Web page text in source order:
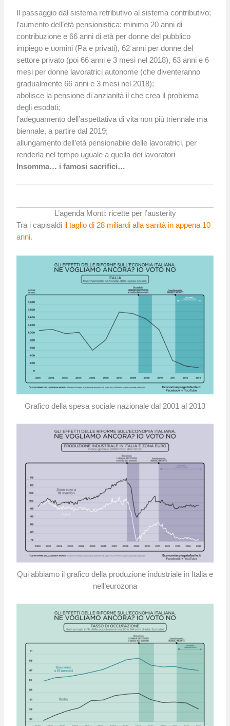
Il passaggio dal sistema retributivo al sistema contributivo;
l’aumento dell’età pensionistica: minimo 20 anni di
contribuzione e 66 anni di età per donne del pubblico
impiego e uomini (Pa e privati), 62 anni per donne del
settore privato (poi 66 anni e 3 mesi nel 2018), 63 anni e 6
mesi per donne lavoratrici autonome (che diventeranno
gradualmente 66 anni e 3 mesi nel 2018);
abolisce la pensione di anzianità il che crea il problema
degli esodati;
l’adeguamento dell’aspettativa di vita non più triennale ma
biennale, a partire dal 2019;
allungamento dell’età pensionabile delle lavoratrici, per
renderla nel tempo uguale a quella dei lavoratori
Insomma… i famosi sacrifici…
L’agenda Monti: ricette per l’austerity
Tra i capisaldi il taglio di 28 miliardi alla sanità in appena 10
anni.
Grafico della spesa sociale nazionale dal 2001 al 2013
Qui abbiamo il grafico della produzione industriale in Italia e
nell’eurozona